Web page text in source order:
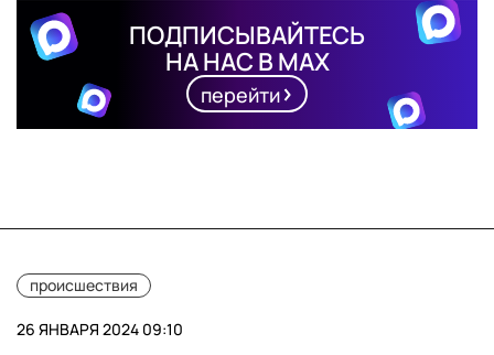
ПОДПИСЫВАЙТЕСЬ
НА НАС В MAX
перейти
происшествия
26 ЯНВАРЯ 2024 09:10